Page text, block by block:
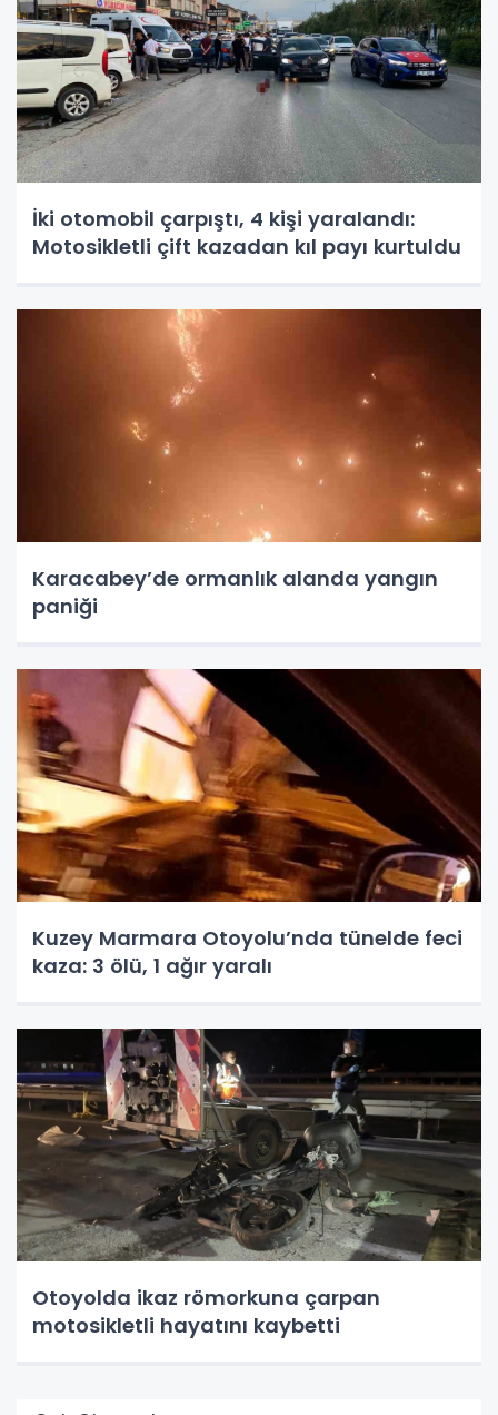
İki otomobil çarpıştı, 4 kişi yaralandı:
Motosikletli çift kazadan kıl payı kurtuldu
Karacabey’de ormanlık alanda yangın
paniği
Kuzey Marmara Otoyolu’nda tünelde feci
kaza: 3 ölü, 1 ağır yaralı
Otoyolda ikaz römorkuna çarpan
motosikletli hayatını kaybetti